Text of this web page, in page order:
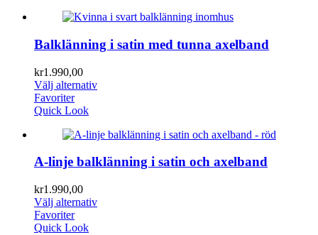
Balklänning i satin med tunna axelband
kr1.990,00
Välj alternativ
Favoriter
Quick Look
A-linje balklänning i satin och axelband
kr1.990,00
Välj alternativ
Favoriter
Quick Look